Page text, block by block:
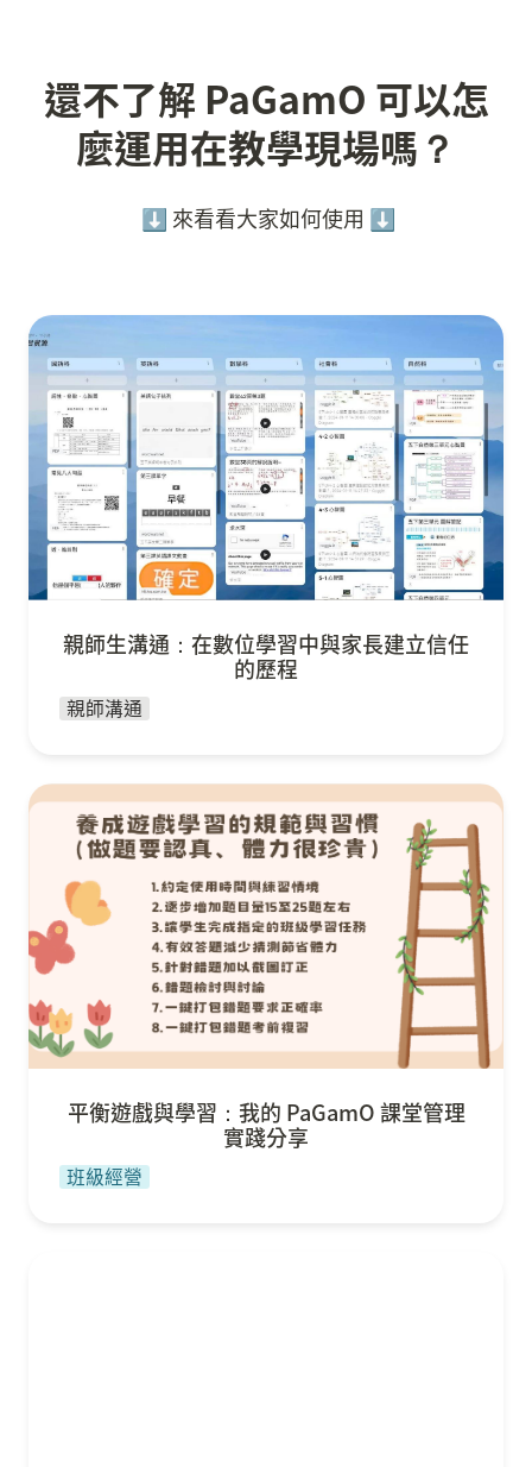
還不了解 PaGamO 可以怎
麼運用在教學現場嗎？
⬇️ 來看看大家如何使用 ⬇️
親師生溝通：在數位學習中與家長建立信任的歷程
親師生溝通：在數位學習中與家長建立信任
的歷程
親師溝通
平衡遊戲與學習：我的 PaGamO 課堂管理實踐分
享
平衡遊戲與學習：我的 PaGamO 課堂管理
實踐分享
班級經營